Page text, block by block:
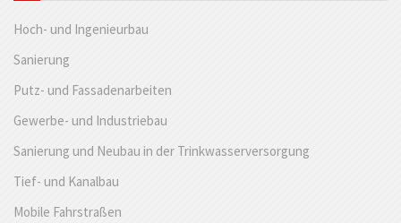
Hoch- und Ingenieurbau
Sanierung
Putz- und Fassadenarbeiten
Gewerbe- und Industriebau
Sanierung und Neubau in der Trinkwasserversorgung
Tief- und Kanalbau
Mobile Fahrstraßen